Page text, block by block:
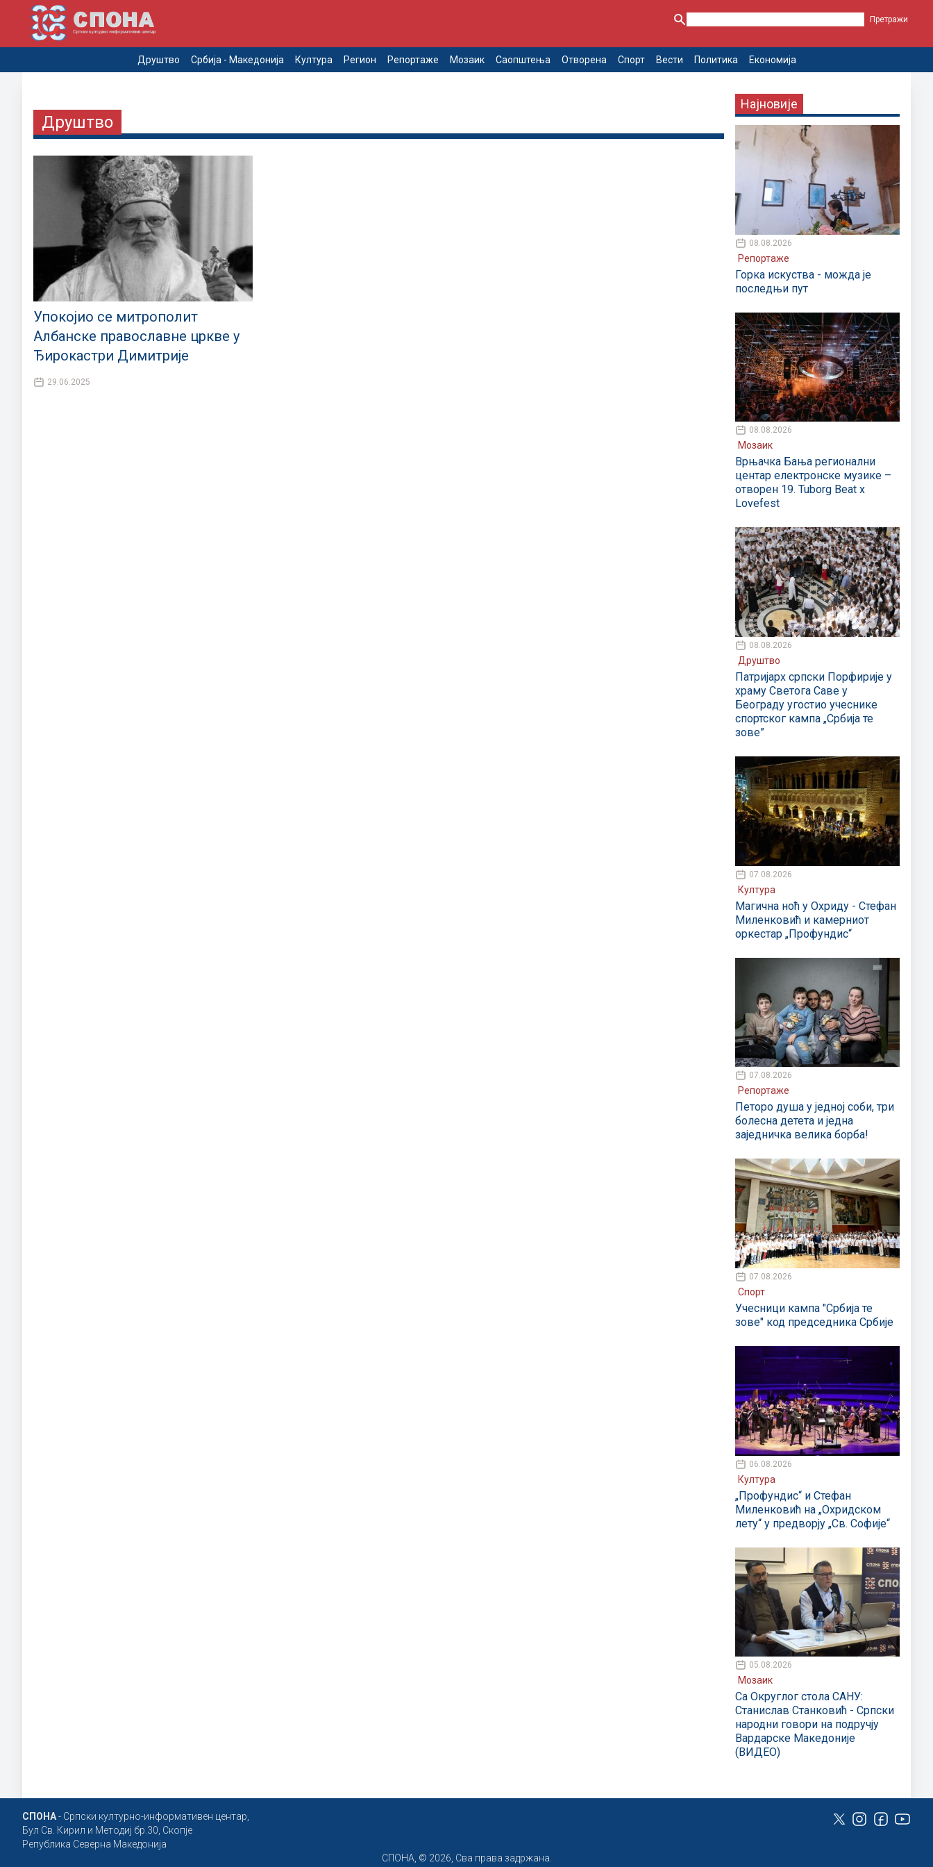
Друштво Србија - Македонија Култура Регион Репортаже Мозаик Саопштења Отворена Спорт Вести Политика Економија
Друштво
Упокојио се митрополит
Албанске православне цркве у
Ђирокастри Димитрије
29.06.2025
Најновије
08.08.2026
Репортаже
Горка искуства - можда је
последњи пут
08.08.2026
Мозаик
Врњачка Бања регионални
центар електронске музике –
отворен 19. Tuborg Beat x
Lovefest
08.08.2026
Друштво
Патријарх српски Порфирије у
храму Светога Саве у
Београду угостио учеснике
спортског кампа „Србија те
зове”
07.08.2026
Култура
Магична ноћ у Охриду - Стефан
Миленковић и камерниот
оркестар „Профундис“
07.08.2026
Репортаже
Петоро душа у једној соби, три
болесна детета и једна
заједничка велика борба!
07.08.2026
Спорт
Учесници кампа "Србија те
зове" код председника Србије
06.08.2026
Култура
„Профундис“ и Стефан
Миленковић на „Охридском
лету“ у предворју „Св. Софије“
05.08.2026
Мозаик
Са Округлог стола САНУ:
Станислав Станковић - Српски
народни говори на подручју
Вардарске Македоније
(ВИДЕО)
СПОНА- Српски културно-информативен центар,
Бул Св. Кирил и Методиј бр.30, Скопје
Република Северна Македонија
СПОНА, © 2026, Сва права задржана.